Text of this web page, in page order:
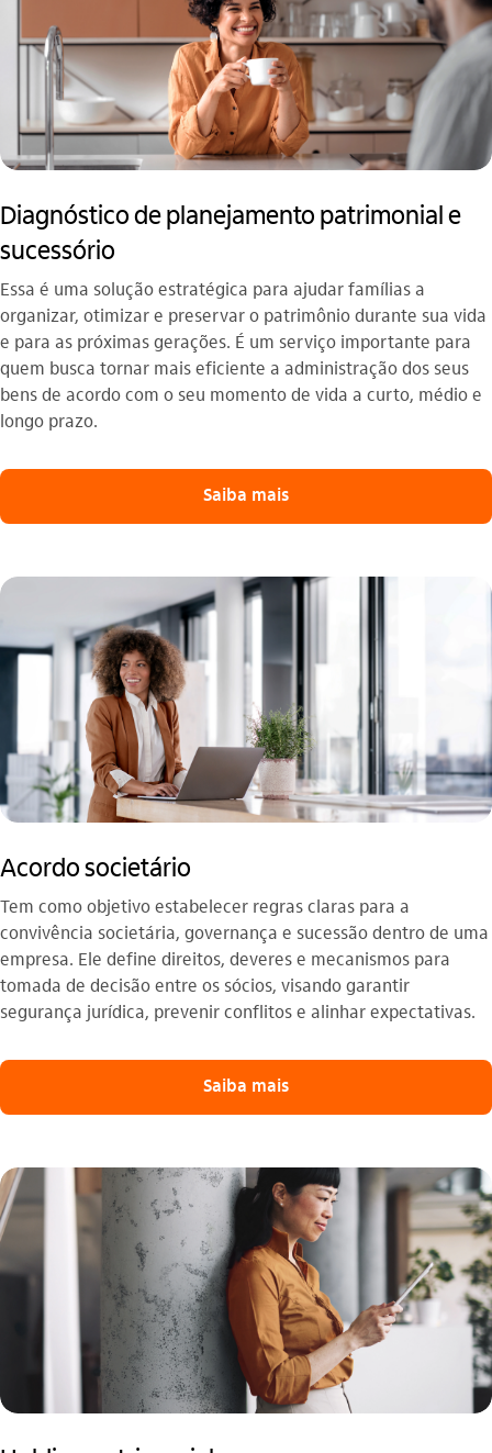
Diagnóstico de planejamento patrimonial e
sucessório
Essa é uma solução estratégica para ajudar famílias a
organizar, otimizar e preservar o patrimônio durante sua vida
e para as próximas gerações. É um serviço importante para
quem busca tornar mais eficiente a administração dos seus
bens de acordo com o seu momento de vida a curto, médio e
longo prazo.
Saiba mais
Acordo societário
Tem como objetivo estabelecer regras claras para a
convivência societária, governança e sucessão dentro de uma
empresa. Ele define direitos, deveres e mecanismos para
tomada de decisão entre os sócios, visando garantir
segurança jurídica, prevenir conflitos e alinhar expectativas.
Saiba mais